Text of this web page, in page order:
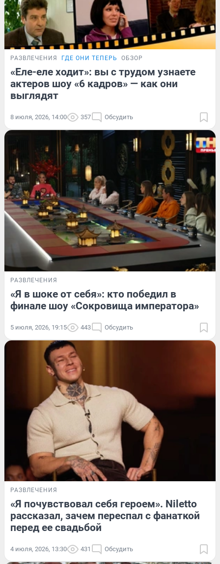
РАЗВЛЕЧЕНИЯ ГДЕ ОНИ ТЕПЕРЬ ОБЗОР
«Еле-еле ходит»: вы с трудом узнаете
актеров шоу «6 кадров» — как они
выглядят
8 июля, 2026, 14:00 357 Обсудить
РАЗВЛЕЧЕНИЯ
«Я в шоке от себя»: кто победил в
финале шоу «Сокровища императора»
5 июля, 2026, 19:15 443 Обсудить
РАЗВЛЕЧЕНИЯ
«Я почувствовал себя героем». Niletto
рассказал, зачем переспал с фанаткой
перед ее свадьбой
4 июля, 2026, 13:30 431 Обсудить